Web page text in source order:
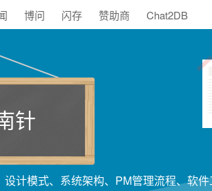
博问 闪存 赞助商 Chat2DB
针
计模式、系统架构、PM管理流程、软